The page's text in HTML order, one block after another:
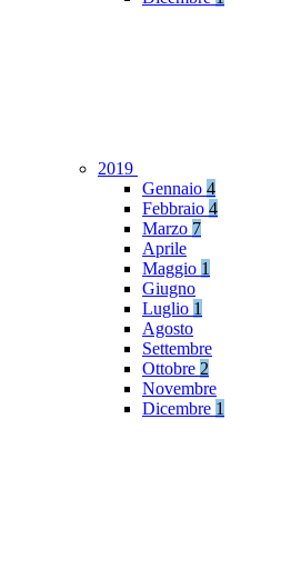
2019
Gennaio 4
Febbraio 4
Marzo 7
Aprile
Maggio 1
Giugno
Luglio 1
Agosto
Settembre
Ottobre 2
Novembre
Dicembre 1